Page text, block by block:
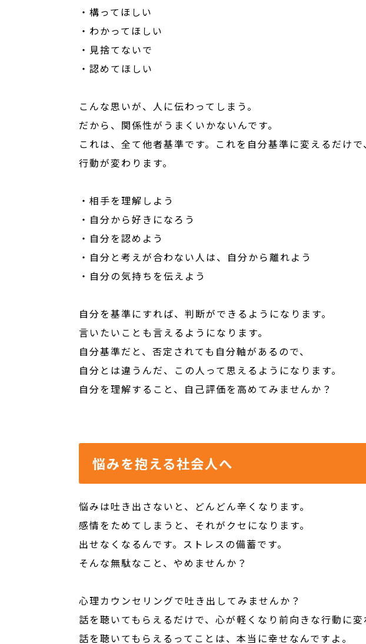
・構ってほしい
・わかってほしい
・見捨てないで
・認めてほしい
こんな思いが、人に伝わってしまう。
だから、関係性がうまくいかないんです。
これは、全て他者基準です。これを自分基準に変えるだけで
行動が変わります。
・相手を理解しよう
・自分から好きになろう
・自分を認めよう
・自分と考えが合わない人は、自分から離れよう
・自分の気持ちを伝えよう
自分を基準にすれば、判断ができるようになります。
言いたいことも言えるようになります。
自分基準だと、否定されても自分軸があるので、
自分とは違うんだ、この人って思えるようになります。
自分を理解すること、自己評価を高めてみませんか？
悩みを抱える社会人へ
悩みは吐き出さないと、どんどん辛くなります。
感情をためてしまうと、それがクセになります。
出せなくなるんです。ストレスの備蓄です。
そんな無駄なこと、やめませんか？
心理カウンセリングで吐き出してみませんか？
話を聴いてもらえるだけで、心が軽くなり前向きな行動に変
話を聴いてもらえるってことは、本当に幸せなんですよ。